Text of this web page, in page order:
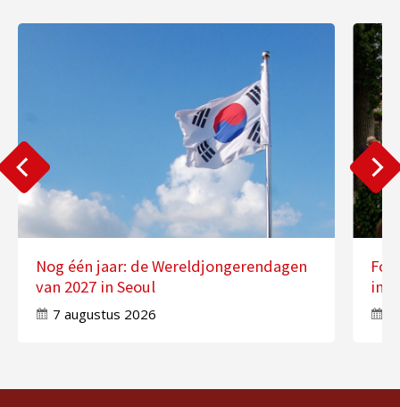
Nog één jaar: de Wereldjongerendagen
van 2027 in Seoul
7 augustus 2026
in